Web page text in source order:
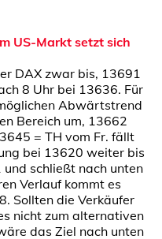
US-Markt setzt sich
DAX zwar bis, 13691
8 Uhr bei 13636. Für
Abwärtstrend
Bereich um, 13662
= TH vom Fr. fällt
bei 13620 weiter bis
schließt nach unten
Verlauf kommt es
Sollten die Verkäufer
nicht zum alternativen
das Ziel nach unten